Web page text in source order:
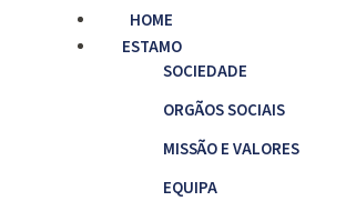
HOME
ESTAMO
SOCIEDADE
ORGÃOS SOCIAIS
MISSÃO E VALORES
EQUIPA